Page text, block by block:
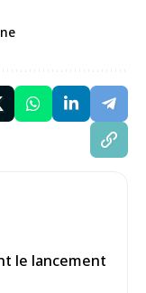
le lancement